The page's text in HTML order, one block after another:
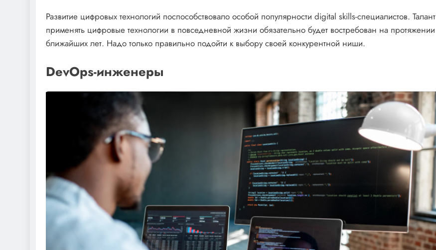
Развитие цифровых технологий поспособствовало особой популярности digital skills-специалистов. Талант
применять цифровые технологии в повседневной жизни обязательно будет востребован на протяжении
ближайших лет. Надо только правильно подойти к выбору своей конкурентной ниши.
DevOps-инженеры